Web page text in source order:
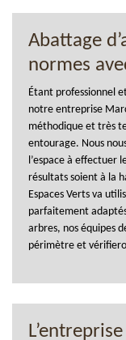
Abattage
normes
Étant professionnel
notre entreprise
méthodique et très
entourage. Nous
l’espace à effectuer
résultats soient à la
Espaces Verts va
parfaitement
arbres, nos équipes
périmètre et